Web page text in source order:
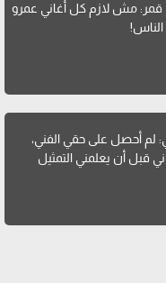
مش لازم كل أغاني عمرو
لم أحصل على حقي الفني،
قبل أن يعلمني التمثيل